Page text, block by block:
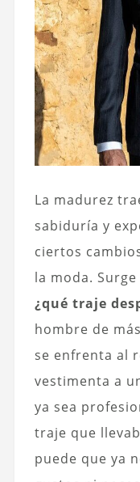
La madurez
sabiduría y
ciertos
la moda.
¿qué traje
hombre de
se enfrenta al
vestimenta a
ya sea
traje que
puede que ya